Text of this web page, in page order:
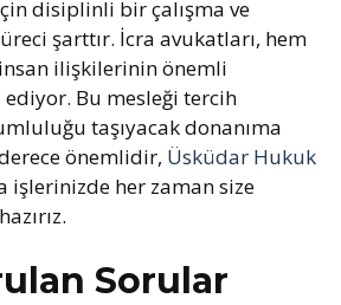
disiplinli bir çalışma ve
şarttır. İcra avukatları, hem
ilişkilerinin önemli
ediyor. Bu mesleği tercih
taşıyacak donanıma
önemlidir, Üsküdar Hukuk
işlerinizde her zaman size
Sorular